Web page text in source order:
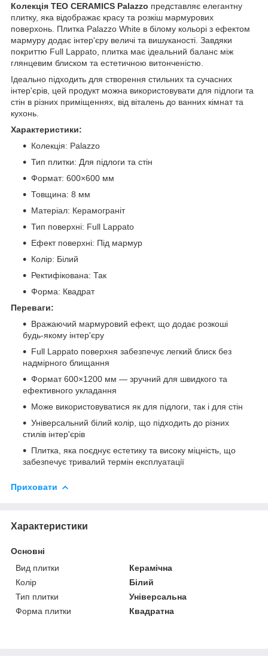
Колекція TEO CERAMICS Palazzo представляє елегантну
плитку, яка відображає красу та розкіш мармурових
поверхонь. Плитка Palazzo White в білому кольорі з ефектом
мармуру додає інтер'єру величі та вишуканості. Завдяки
покриттю Full Lappato, плитка має ідеальний баланс між
глянцевим блиском та естетичною витонченістю.
Ідеально підходить для створення стильних та сучасних
інтер'єрів, цей продукт можна використовувати для підлоги та
стін в різних приміщеннях, від віталень до ванних кімнат та
кухонь.
Характеристики:
Колекція: Palazzo
Тип плитки: Для підлоги та стін
Формат: 600×600 мм
Товщина: 8 мм
Матеріал: Керамограніт
Тип поверхні: Full Lappato
Ефект поверхні: Під мармур
Колір: Білий
Ректифікована: Так
Форма: Квадрат
Переваги:
Вражаючий мармуровий ефект, що додає розкоші
будь-якому інтер'єру
Full Lappato поверхня забезпечує легкий блиск без
надмірного блищання
Формат 600×1200 мм — зручний для швидкого та
ефективного укладання
Може використовуватися як для підлоги, так і для стін
Універсальний білий колір, що підходить до різних
стилів інтер'єрів
Плитка, яка поєднує естетику та високу міцність, що
забезпечує тривалий термін експлуатації
Приховати
Характеристики
Основні
Вид плитки
Керамічна
Колір
Білий
Тип плитки
Універсальна
Форма плитки
Квадратна